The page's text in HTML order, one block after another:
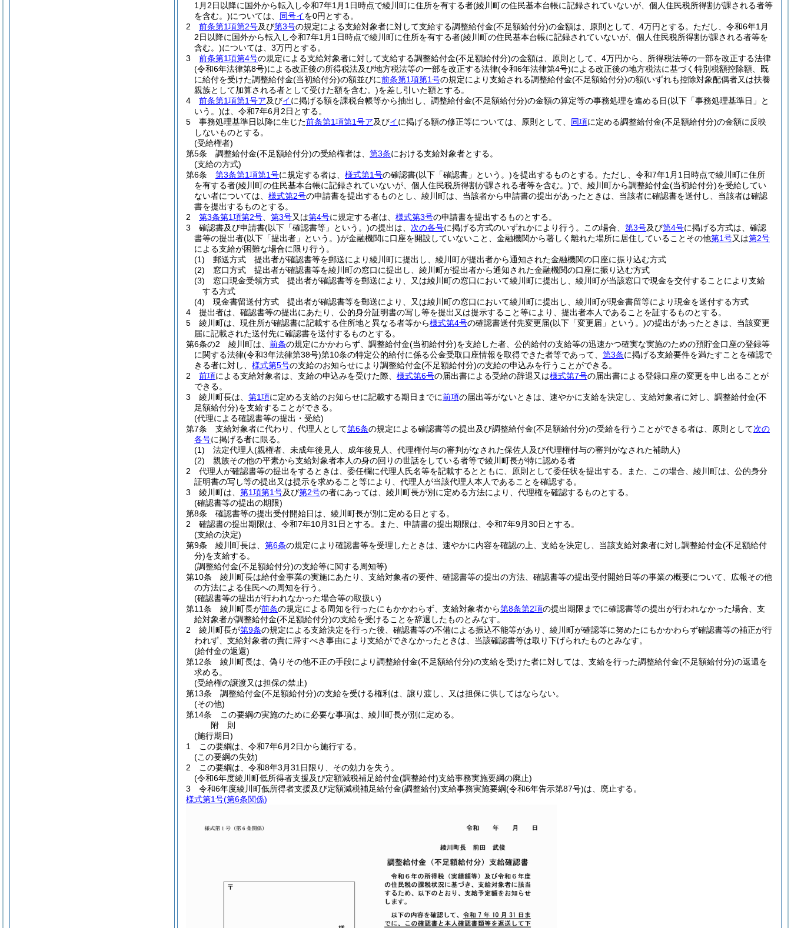
1月2日以降に国外から転入し令和7年1月1日時点で綾川町に住所を有する者(綾川町の住民基本台帳に記録されていないが、個人住民税所得割が課される者等
を含む。)については、 同号イを0円とする。
2
前条第1項第2号及び第3号の規定による支給対象者に対して支給する調整給付金(不足額給付分)の金額は、原則として、4万円とする。 ただし、令和6年1月
2日以降に国外から転入し令和7年1月1日時点で綾川町に住所を有する者(綾川町の住民基本台帳に記録されていないが、個人住民税所得割が課される者等を
含む。)については、3万円とする。
3
前条第1項第4号の規定による支給対象者に対して支給する調整給付金(不足額給付分)の金額は、原則として、4万円から、所得税法等の一部を改正する法律
(令和6年法律第8号)による改正後の所得税法及び地方税法等の一部を改正する法律(令和6年法律第4号)による改正後の地方税法に基づく特別税額控除額、既
に給付を受けた調整給付金(当初給付分)の額並びに前条第1項第1号の規定により支給される調整給付金(不足額給付分)の額(いずれも控除対象配偶者又は扶養
親族として加算される者として受けた額を含む。)を差し引いた額とする。
4
前条第1項第1号ア及びイに掲げる額を課税台帳等から抽出し、調整給付金(不足額給付分)の金額の算定等の事務処理を進める日(以下「事務処理基準日」と
いう。)は、令和7年6月2日とする。
5
事務処理基準日以降に生じた前条第1項第1号ア及びイに掲げる額の修正等については、原則として、 同項に定める調整給付金(不足額給付分)の金額に反映
しないものとする。
(受給権者)
第5条
調整給付金(不足額給付分)の受給権者は、 第3条における支給対象者とする。
(支給の方式)
第6条
第3条第1項第1号に規定する者は、 様式第1号の確認書(以下「確認書」という。)を提出するものとする。 ただし、令和7年1月1日時点で綾川町に住所
を有する者(綾川町の住民基本台帳に記録されていないが、個人住民税所得割が課される者等を含む。)で、綾川町から調整給付金(当初給付分)を受給してい
ない者については、 様式第2号の申請書を提出するものとし、綾川町は、当該者から申請書の提出があったときは、当該者に確認書を送付し、当該者は確認
書を提出するものとする。
2
第3条第1項第2号 第3号又は第4号に規定する者は、 様式第3号の申請書を提出するものとする。
3
確認書及び申請書(以下「確認書等」という。)の提出は、 次の各号に掲げる方式のいずれかにより行う。 この場合、 第3号及び第4号に掲げる方式は、確認
書等の提出者(以下「提出者」という。)が金融機関に口座を開設していないこと、金融機関から著しく離れた場所に居住していることその他第1号又は第2号
による支給が困難な場合に限り行う。
(1)
郵送方式 提出者が確認書等を郵送により綾川町に提出し、綾川町が提出者から通知された金融機関の口座に振り込む方式
(2)
窓口方式 提出者が確認書等を綾川町の窓口に提出し、綾川町が提出者から通知された金融機関の口座に振り込む方式
(3)
窓口現金受領方式 提出者が確認書等を郵送により、又は綾川町の窓口において綾川町に提出し、綾川町が当該窓口で現金を交付することにより支給
する方式
(4)
現金書留送付方式 提出者が確認書等を郵送により、又は綾川町の窓口において綾川町に提出し、綾川町が現金書留等により現金を送付する方式
4
提出者は、確認書等の提出にあたり、公的身分証明書の写し等を提出又は提示すること等により、提出者本人であることを証するものとする。
5
綾川町は、現住所が確認書に記載する住所地と異なる者等から様式第4号の確認書送付先変更届(以下「変更届」という。)の提出があったときは、当該変更
届に記載された送付先に確認書を送付するものとする。
第6条の2
綾川町は、 前条の規定にかかわらず、調整給付金(当初給付分)を支給した者、公的給付の支給等の迅速かつ確実な実施のための預貯金口座の登録等
に関する法律(令和3年法律第38号)第10条の特定公的給付に係る公金受取口座情報を取得できた者等であって、 第3条に掲げる支給要件を満たすことを確認で
きる者に対し、 様式第5号の支給のお知らせにより調整給付金(不足額給付分)の支給の申込みを行うことができる。
2
前項による支給対象者は、支給の申込みを受けた際、 様式第6号の届出書による受給の辞退又は様式第7号の届出書による登録口座の変更を申し出ることが
できる。
3
綾川町長は、 第1項に定める支給のお知らせに記載する期日までに前項の届出等がないときは、速やかに支給を決定し、支給対象者に対し、調整給付金(不
足額給付分)を支給することができる。
(代理による確認書等の提出・受給)
第7条
支給対象者に代わり、代理人として第6条の規定による確認書等の提出及び調整給付金(不足額給付分)の受給を行うことができる者は、原則として次の
各号に掲げる者に限る。
(1)
法定代理人(親権者、未成年後見人、成年後見人、代理権付与の審判がなされた保佐人及び代理権付与の審判がなされた補助人)
(2)
親族その他の平素から支給対象者本人の身の回りの世話をしている者等で綾川町長が特に認める者
2
代理人が確認書等の提出をするときは、委任欄に代理人氏名等を記載するとともに、原則として委任状を提出する。
また、この場合、綾川町は、公的身分
証明書の写し等の提出又は提示を求めること等により、代理人が当該代理人本人であることを確認する。
3
綾川町は、 第1項第1号及び第2号の者にあっては、綾川町長が別に定める方法により、代理権を確認するものとする。
(確認書等の提出の期限)
第8条
確認書等の提出受付開始日は、綾川町長が別に定める日とする。
2
確認書の提出期限は、令和7年10月31日とする。
また、申請書の提出期限は、令和7年9月30日とする。
(支給の決定)
第9条
綾川町長は、 第6条の規定により確認書等を受理したときは、速やかに内容を確認の上、支給を決定し、当該支給対象者に対し調整給付金(不足額給付
分)を支給する。
(調整給付金(不足額給付分)の支給等に関する周知等)
第10条
綾川町長は給付金事業の実施にあたり、支給対象者の要件、確認書等の提出の方法、確認書等の提出受付開始日等の事業の概要について、広報その他
の方法による住民への周知を行う。
(確認書等の提出が行われなかった場合等の取扱い)
第11条
綾川町長が前条の規定による周知を行ったにもかかわらず、支給対象者から第8条第2項の提出期限までに確認書等の提出が行われなかった場合、支
給対象者が調整給付金(不足額給付分)の支給を受けることを辞退したものとみなす。
2
綾川町長が第9条の規定による支給決定を行った後、確認書等の不備による振込不能等があり、綾川町が確認等に努めたにもかかわらず確認書等の補正が行
われず、支給対象者の責に帰すべき事由により支給ができなかったときは、当該確認書等は取り下げられたものとみなす。
(給付金の返還)
第12条
綾川町長は、偽りその他不正の手段により調整給付金(不足額給付分)の支給を受けた者に対しては、支給を行った調整給付金(不足額給付分)の返還を
求める。
(受給権の譲渡又は担保の禁止)
第13条
調整給付金(不足額給付分)の支給を受ける権利は、譲り渡し、又は担保に供してはならない。
(その他)
第14条
この要綱の実施のために必要な事項は、綾川町長が別に定める。
附 則
(施行期日)
1
この要綱は、令和7年6月2日から施行する。
(この要綱の失効)
2
この要綱は、令和8年3月31日限り、その効力を失う。
(令和6年度綾川町低所得者支援及び定額減税補足給付金(調整給付)支給事務実施要綱の廃止)
3
令和6年度綾川町低所得者支援及び定額減税補足給付金(調整給付)支給事務実施要綱(令和6年告示第87号)は、廃止する。
様式第1号(第6条関係)